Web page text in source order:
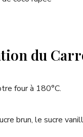
du
four à 180°C.
brun, le sucre